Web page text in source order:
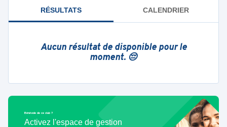
RÉSULTATS CALENDRIER
Aucun résultat de disponible pour le
moment. 😔
Bénévole de ce club ?
Activez l'espace de gestion